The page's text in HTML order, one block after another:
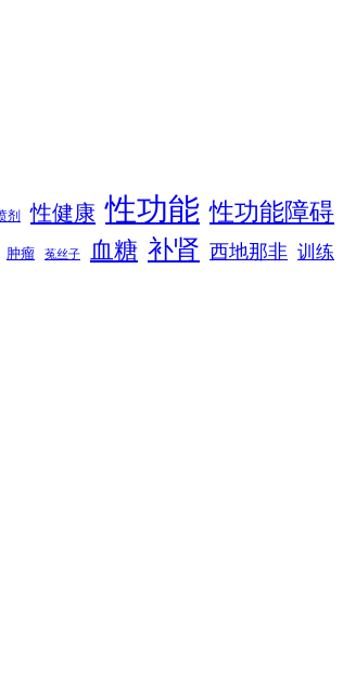
剂 性健康 性功能 性功能障碍
肿瘤 菟丝子 血糖 补肾 西地那非 训练